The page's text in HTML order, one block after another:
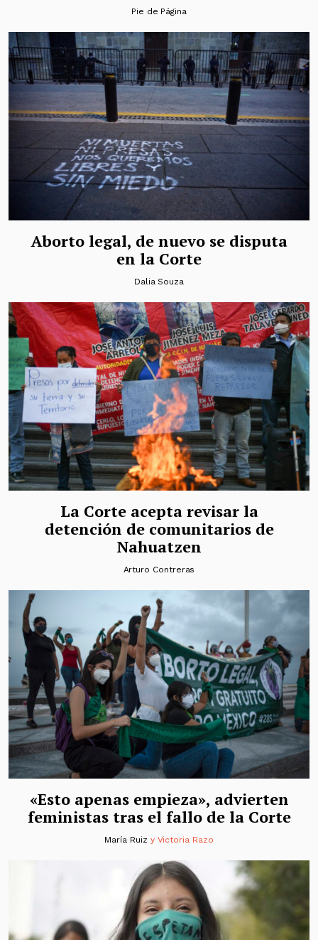
Pie de Página
Aborto legal, de nuevo se disputa
en la Corte
Dalia Souza
La Corte acepta revisar la
detención de comunitarios de
Nahuatzen
Arturo Contreras
«Esto apenas empieza», advierten
feministas tras el fallo de la Corte
María Ruiz y Victoria Razo